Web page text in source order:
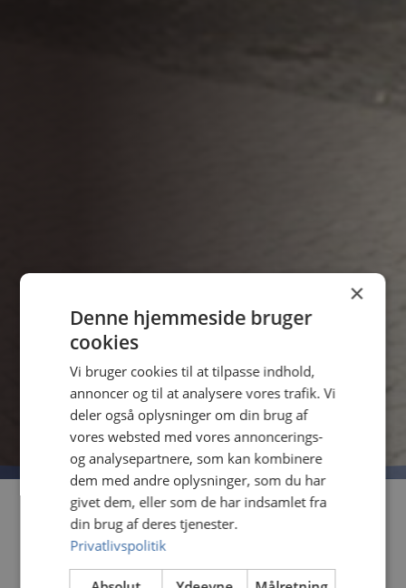
Total
projektering
×
Denne hjemmeside bruger
cookies
Vi bruger cookies til at tilpasse indhold,
annoncer og til at analysere vores trafik. Vi
deler også oplysninger om din brug af
vores websted med vores annoncerings-
og analysepartnere, som kan kombinere
dem med andre oplysninger, som du har
givet dem, eller som de har indsamlet fra
din brug af deres tjenester.
Privatlivspolitik